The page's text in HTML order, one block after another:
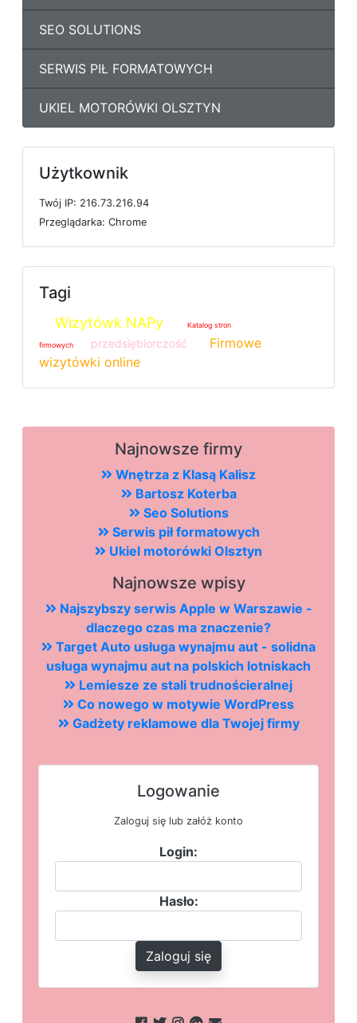
SEO SOLUTIONS
SERWIS PIŁ FORMATOWYCH
UKIEL MOTORÓWKI OLSZTYN
Użytkownik
Twój IP: 216.73.216.94
Przeglądarka: Chrome
Tagi
Wizytówk NAPy Katalog stron
firmowych przedsiębiorczość
Firmowe
wizytówki online
Najnowsze firmy
Wnętrza z Klasą Kalisz
Bartosz Koterba
Seo Solutions
Serwis pił formatowych
Ukiel motorówki Olsztyn
Najnowsze wpisy
Najszybszy serwis Apple w Warszawie -
dlaczego czas ma znaczenie?
Target Auto usługa wynajmu aut - solidna
usługa wynajmu aut na polskich lotniskach
Lemiesze ze stali trudnościeralnej
Co nowego w motywie WordPress
Gadżety reklamowe dla Twojej firmy
Logowanie
Zaloguj się lub załóż konto
Login:
Hasło:
Zaloguj się